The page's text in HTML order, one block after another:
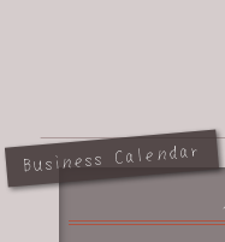
Business Calendar